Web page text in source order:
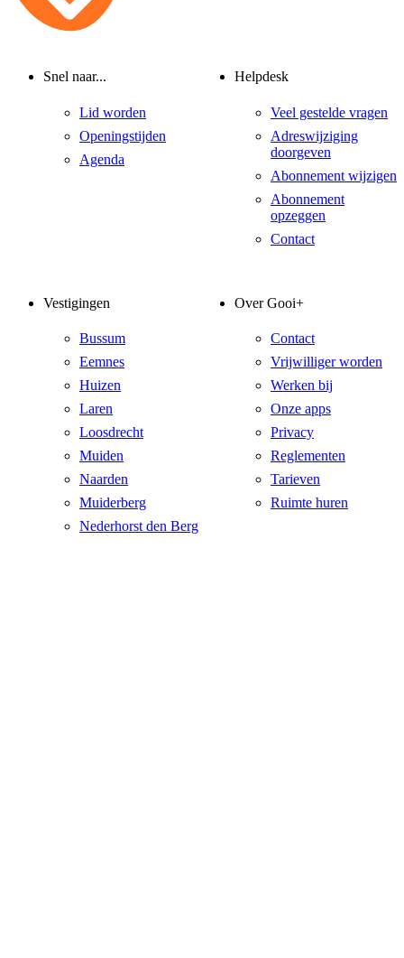
Snel naar...
Lid worden
Openingstijden
Agenda
Helpdesk
Veel gestelde vragen
Adreswijziging
doorgeven
Abonnement wijzigen
Abonnement
opzeggen
Contact
Vestigingen
Bussum
Eemnes
Huizen
Laren
Loosdrecht
Muiden
Naarden
Muiderberg
Nederhorst den Berg
Over Gooi+
Contact
Vrijwilliger worden
Werken bij
Onze apps
Privacy
Reglementen
Tarieven
Ruimte huren